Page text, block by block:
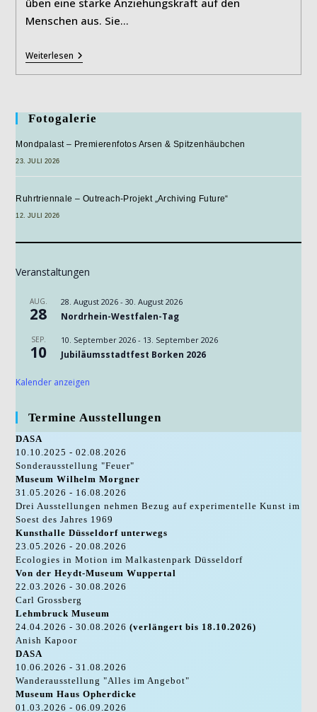
Menschen aus. Sie…
Weiterlesen„Für
Die
Vögel“
Im
Museum
Gegenwartskunst
Fotogalerie
Mondpalast – Premierenfotos Arsen & Spitzenhäubchen
23. JULI 2026
Ruhrtriennale – Outreach-Projekt „Archiving Future“
12. JULI 2026
Veranstaltungen
AUG.
28
28. August 2026 -30. August 2026
Nordrhein-Westfalen-Tag
SEP.
10
10. September 2026 - 13. September 2026
Jubiläumsstadtfest Borken 2026
Kalender anzeigen
Termine Ausstellungen
DASA
10.10.2025 - 02.08.2026
Sonderausstellung "Feuer"
Museum Wilhelm Morgner
31.05.2026 - 16.08.2026
Drei Ausstellungen nehmen Bezug auf experimentelle Kunst im
Soest des Jahres 1969
Kunsthalle Düsseldorf unterwegs
23.05.2026 - 20.08.2026
Ecologies in Motion im Malkastenpark Düsseldorf
Von der Heydt-Museum Wuppertal
22.03.2026 - 30.08.2026
Carl Grossberg
Lehmbruck Museum
24.04.2026 - 30.08.2026(verlängert bis 18.10.2026)
Anish Kapoor
DASA
10.06.2026 - 31.08.2026
Wanderausstellung "Alles im Angebot"
Museum Haus Opherdicke
01.03.2026 - 06.09.2026